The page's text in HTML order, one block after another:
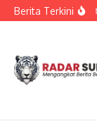
Lewati ke konten
Berita Terkini
Sat